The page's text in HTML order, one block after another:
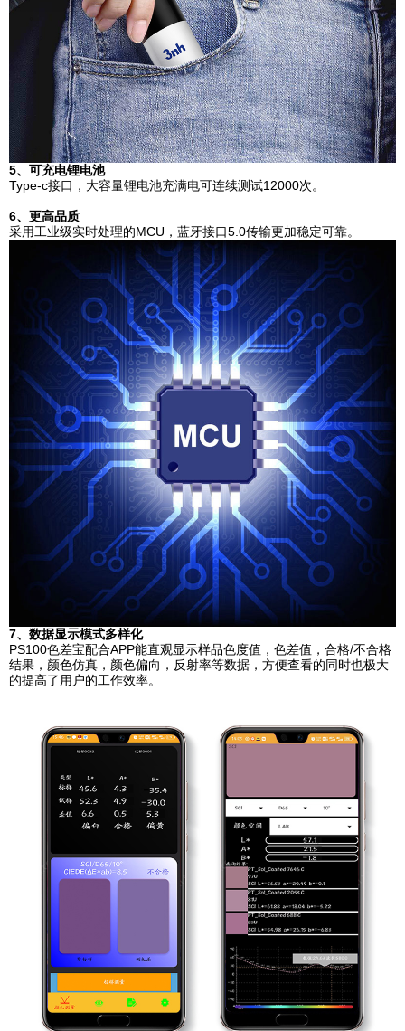
5、可充电锂电池
Type-c接口，大容量锂电池充满电可连续测试12000次。
6、更高品质
采用工业级实时处理的MCU，蓝牙接口5.0传输更加稳定可靠。
7、数据显示模式多样化
PS100色差宝配合APP能直观显示样品色度值，色差值，合格/不合格
结果，颜色仿真，颜色偏向，反射率等数据，方便查看的同时也极大
的提高了用户的工作效率。